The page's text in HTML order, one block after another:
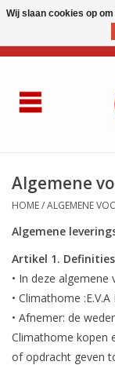
Thuisbatterij
Gasketel renovatie
Zelfbouwen
Referenties
Algemene
HOME/ALGEMENE
Algemene
Artikel 1.
• In deze
• Climathome
• Afnemer: de
Climathome kopen
of opdracht geven
Wij slaan cookies op